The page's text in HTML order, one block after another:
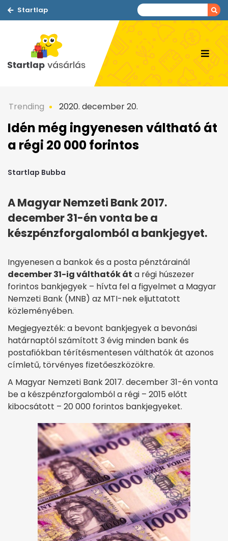
Startlap
Trending 2020. december 20.
Idén még ingyenesen váltható át
a régi 20 000 forintos
Startlap Bubba
A Magyar Nemzeti Bank 2017.
december 31-én vonta be a
készpénzforgalomból a bankjegyet.
Ingyenesen a bankok és a posta pénztárainál
december 31-ig válthatók át a régi húszezer
forintos bankjegyek – hívta fel a figyelmet a Magyar
Nemzeti Bank (MNB) az MTI-nek eljuttatott
közleményében.
Megjegyezték: a bevont bankjegyek a bevonási
határnaptól számított 3 évig minden bank és
postafiókban térítésmentesen válthatók át azonos
címletű, törvényes fizetőeszközökre.
A Magyar Nemzeti Bank 2017. december 31-én vonta
be a készpénzforgalomból a régi – 2015 előtt
kibocsátott – 20 000 forintos bankjegyeket.